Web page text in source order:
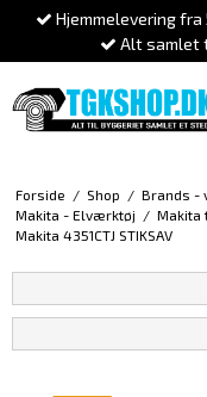
Hjemmelevering fra
Alt samlet
Forside / Shop / Brands -
Makita - Elværktøj / Makita
Makita 4351CTJ STIKSAV